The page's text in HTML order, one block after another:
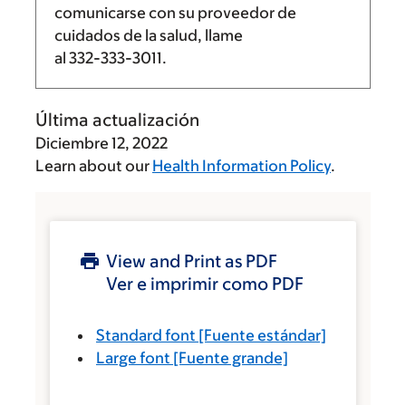
comunicarse con su proveedor de
cuidados de la salud, llame
al 332-333-3011.
Última actualización
Diciembre 12, 2022
Learn about our Health Information Policy.
View and Print as PDF
Ver e imprimir como PDF
Standard font [Fuente estándar]
Large font [Fuente grande]